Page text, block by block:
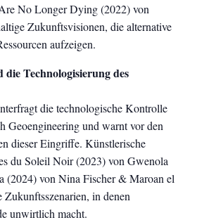
No Longer Dying (2022) von
Zukunftsvisionen, die alternative
aufzeigen.
die Technologisierung des
die technologische Kontrolle
Geoengineering und warnt vor den
dieser Eingriffe. Künstlerische
du Soleil Noir (2023) von Gwenola
(2024) von Nina Fischer & Maroan el
Zukunftsszenarien, in denen
unwirtlich macht.